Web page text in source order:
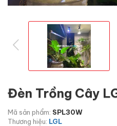
Đèn Trồng Cây
Mã sản phẩm: SPL30W
Thương hiệu: LGL